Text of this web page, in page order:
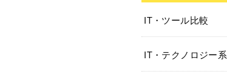
IT・ツール比較
IT・テクノロジー系